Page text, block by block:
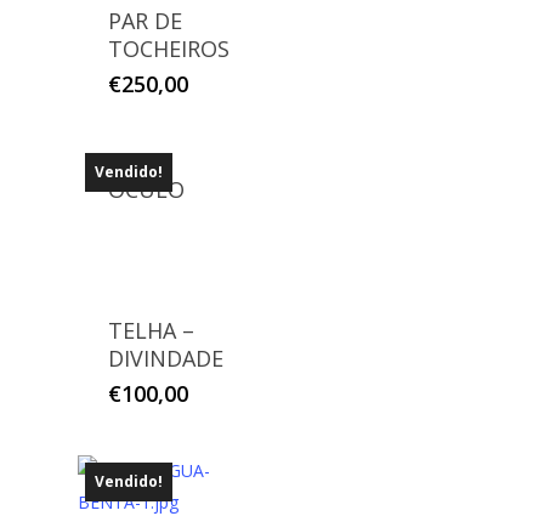
PAR DE
TOCHEIROS
€250,00
Vendido!
ÓCULO
TELHA –
DIVINDADE
€100,00
Vendido!